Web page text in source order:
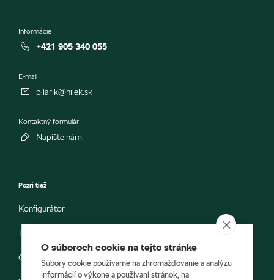
Informácie
+421 905 340 055
E-mail
pilarik@hilek.sk
Kontaktný formulár
Napíšte nám
Pozri tiež
Konfigurátor
Testovacia jazda
Objednávka do servisu
O súboroch cookie na tejto stránke
Súbory cookie používame na zhromažďovanie a analýzu
informácií o výkone a používaní stránok, na